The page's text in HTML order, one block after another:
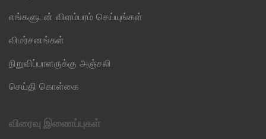
எங்களுடன் விளம்பரம் செய்யுங்கள்
விமர்சனங்கள்
நிறுவிப்பாளருக்கு அஞ்சலி
செய்தி கொள்கை
விரைவு இணைப்புகள்